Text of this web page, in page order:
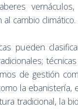
al cambio climático.
pueden
de gestión
la
tradicional, la